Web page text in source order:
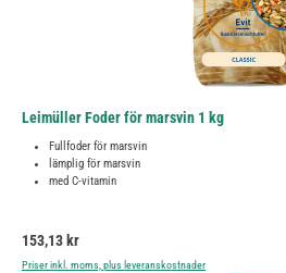
Leimüller Foder för marsvin 1 kg
Fullfoder för marsvin
lämplig för marsvin
med C-vitamin
Ordinarie pris:
153,13 kr
Priser inkl. moms, plus leveranskostnader